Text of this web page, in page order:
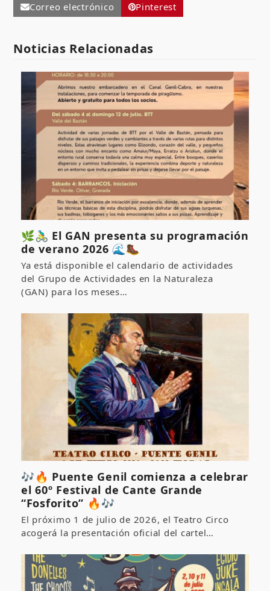
Correo electrónico
Pinterest
Noticias Relacionadas
🌿🚴‍♂️ El GAN presenta su programación
de verano 2026 🌊🥾
Ya está disponible el calendario de actividades
del Grupo de Actividades en la Naturaleza
(GAN) para los meses…
🎶🔥 Puente Genil comienza a celebrar
el 60º Festival de Cante Grande
“Fosforito” 🔥🎶
El próximo 1 de julio de 2026, el Teatro Circo
acogerá la presentación oficial del cartel…